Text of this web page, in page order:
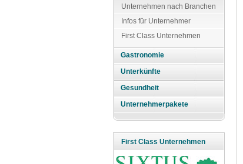
Unternehmen nach Branchen
Infos für Unternehmer
First Class Unternehmen
Gastronomie
Unterkünfte
Gesundheit
Unternehmerpakete
First Class Unternehmen